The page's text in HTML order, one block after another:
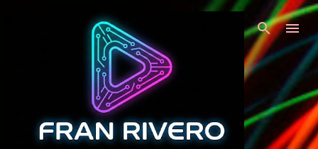
Ir al contenido principal